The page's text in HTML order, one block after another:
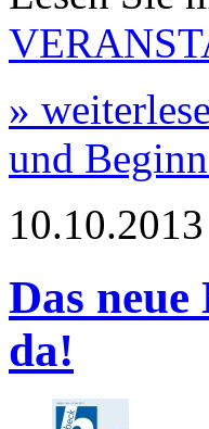
»
und
10.10.2013
Das
da!